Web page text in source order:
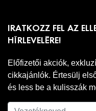
IRATKOZZ FEL AZ
HÍRLEVELÉRE!
Előfizetői akciók,
cikkajánlók. Értesülj
és less be a kulisszák